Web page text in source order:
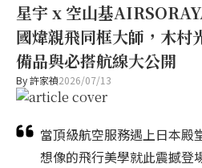
星宇 x 空山基
國煒親飛同框大師，木村
備品與必搭航線大公開
By許家禎2026/07/13
當頂級航空服務遇上日本殿
想像的飛行美學就此震撼登